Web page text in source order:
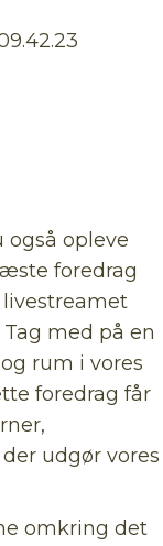
også opleve
foredrag
livestreamet
med på en
rum i vores
foredrag får
udgør vores
omkring det